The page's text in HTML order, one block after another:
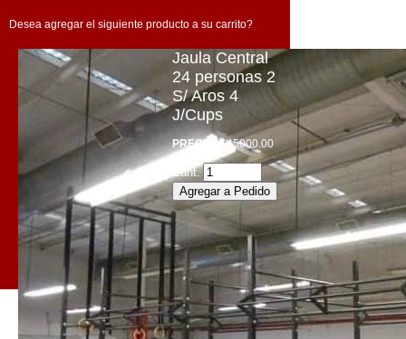
Desea agregar el siguiente producto a su carrito?
Jaula Central
24 personas 2
S/ Aros 4
J/Cups
PRECIO: $45000.00
Cant.